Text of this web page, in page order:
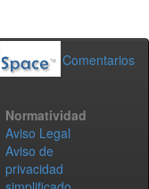
Comentarios
Normatividad
Aviso Legal
Aviso de
privacidad